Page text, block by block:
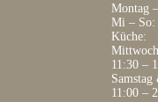
Montag
Mi –
Küche:
11:30 –
11:00 –